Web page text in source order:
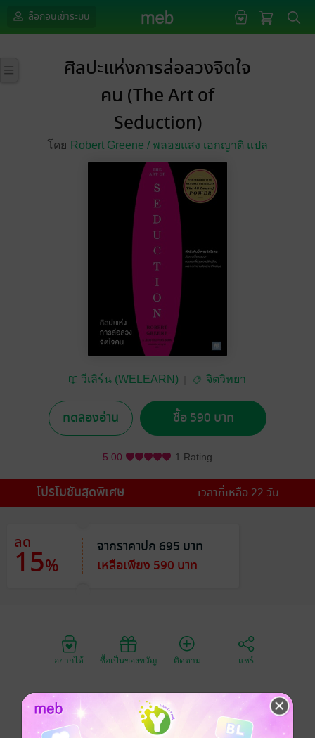
ล็อกอินเข้าระบบ
ศิลปะแห่งการล่อลวงจิตใจ
คน (The Art of
Seduction)
โดย Robert Greene /พลอยแสง เอกญาติ แปล
วีเลิร์น (WELEARN) จิตวิทยา
ทดลองอ่าน ซื้อ 590 บาท
5.00 1 Rating
โปรโมชันสุดพิเศษ เวลาที่เหลือ 22 วัน
ลด
15%
จากราคาปก 695 บาท
เหลือเพียง 590 บาท
อยากได้ ซื้อเป็นของขวัญ ติดตาม แชร์
เข้าถึงก้นบึ้งของจิตใจคน
ล่อลวงเพื่อครอบงำ